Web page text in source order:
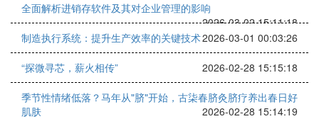
全面解析进销存软件及其对企业管理的影响
2026-03-02 15:11:18
制造执行系统：提升生产效率的关键技术2026-03-01 00:03:26
“探微寻芯，薪火相传” 2026-02-28 15:15:18
季节性情绪低落？马年从"脐"开始，古柒春脐灸脐疗养出春日好
肌肤
2026-02-28 15:14:19